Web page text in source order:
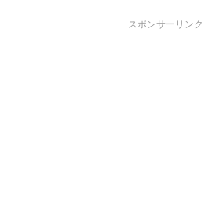
スポンサーリンク